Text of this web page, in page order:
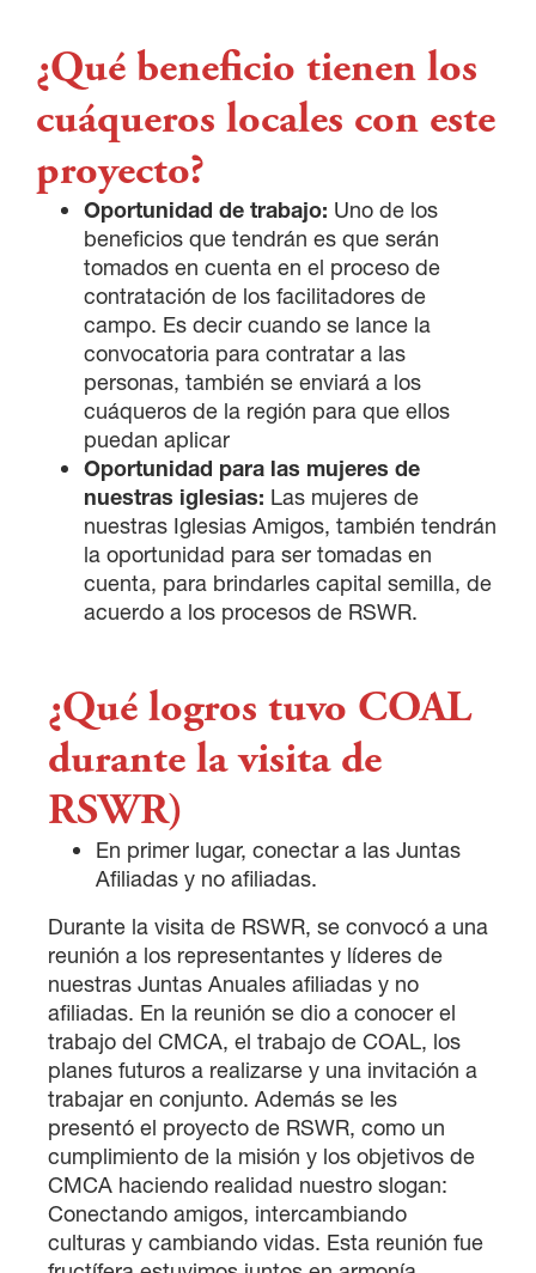
¿Qué beneficio tienen los
cuáqueros locales con este
proyecto?
Oportunidad de trabajo: Uno de los
beneficios que tendrán es que serán
tomados en cuenta en el proceso de
contratación de los facilitadores de
campo. Es decir cuando se lance la
convocatoria para contratar a las
personas, también se enviará a los
cuáqueros de la región para que ellos
puedan aplicar
Oportunidad para las mujeres de
nuestras iglesias: Las mujeres de
nuestras Iglesias Amigos, también tendrán
la oportunidad para ser tomadas en
cuenta, para brindarles capital semilla, de
acuerdo a los procesos de RSWR.
¿Qué logros tuvo COAL
durante la visita de
RSWR)
En primer lugar, conectar a las Juntas
Afiliadas y no afiliadas.
Durante la visita de RSWR, se convocó a una
reunión a los representantes y líderes de
nuestras Juntas Anuales afiliadas y no
afiliadas. En la reunión se dio a conocer el
trabajo del CMCA, el trabajo de COAL, los
planes futuros a realizarse y una invitación a
trabajar en conjunto. Además se les
presentó el proyecto de RSWR, como un
cumplimiento de la misión y los objetivos de
CMCA haciendo realidad nuestro slogan:
Conectando amigos, intercambiando
culturas y cambiando vidas. Esta reunión fue